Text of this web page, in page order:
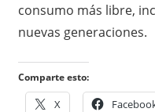
consumo más libre,
nuevas generaciones.
Comparte esto:
X